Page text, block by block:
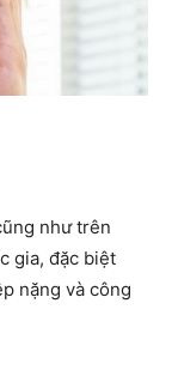
như trên
gia, đặc biệt
nặng và công